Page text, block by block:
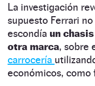
La investigación
supuesto Ferrari
escondía un
otra marca, sobre
carrocería
económicos, como